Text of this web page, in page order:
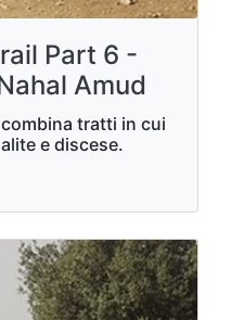
Part 6 -
Amud
tratti in cui
e discese.